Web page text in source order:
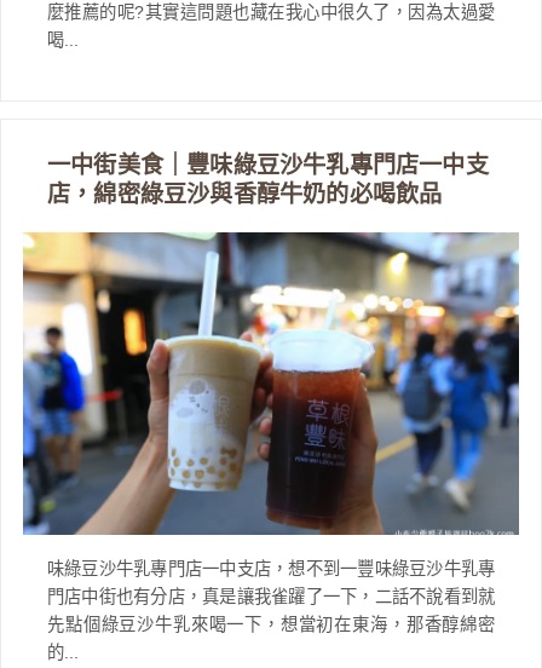
麼推薦的呢?其實這問題也藏在我心中很久了，因為太過愛
喝...
一中街美食｜豐味綠豆沙牛乳專門店一中支
店，綿密綠豆沙與香醇牛奶的必喝飲品
味綠豆沙牛乳專門店一中支店，想不到一豐味綠豆沙牛乳專
門店中街也有分店，真是讓我雀躍了一下，二話不說看到就
先點個綠豆沙牛乳來喝一下，想當初在東海，那香醇綿密
的...